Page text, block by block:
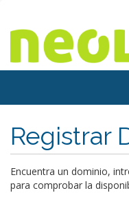
Registrar
Encuentra un dominio,
para comprobar la